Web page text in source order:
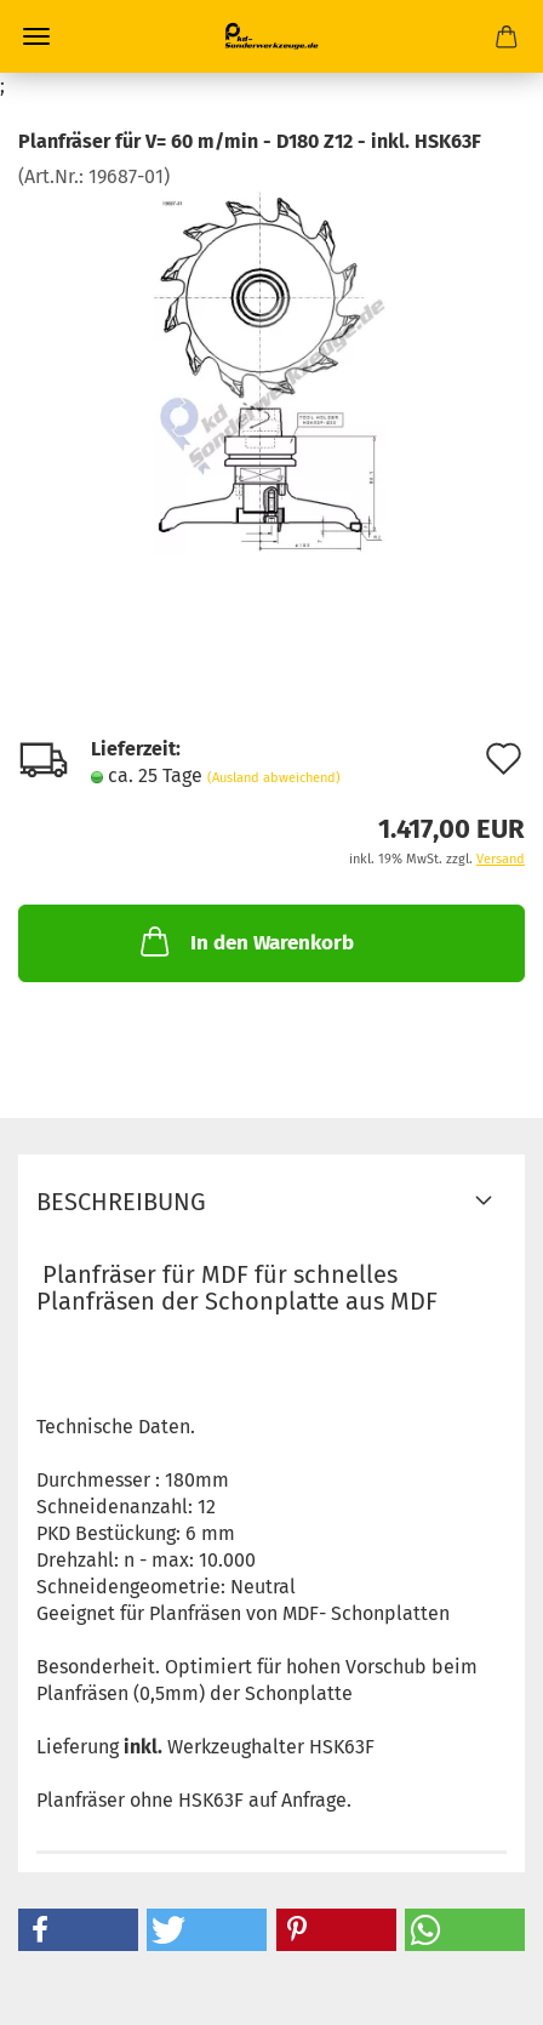
;
Planfräser für V= 60 m/min - D180 Z12 - inkl. HSK63F
(Art.Nr.: 19687-01)
Lieferzeit:
ca. 25 Tage (Ausland abweichend)
1.417,00 EUR
inkl. 19% MwSt. zzgl. Versand
In den Warenkorb
BESCHREIBUNG
Planfräser für MDF für schnelles
Planfräsen der Schonplatte aus MDF
Technische Daten.
Durchmesser : 180mm
Schneidenanzahl: 12
PKD Bestückung: 6 mm
Drehzahl: n - max: 10.000
Schneidengeometrie: Neutral
Geeignet für Planfräsen von MDF- Schonplatten
Besonderheit. Optimiert für hohen Vorschub beim
Planfräsen (0,5mm) der Schonplatte
Lieferunginkl. Werkzeughalter HSK63F
Planfräser ohne HSK63F auf Anfrage.